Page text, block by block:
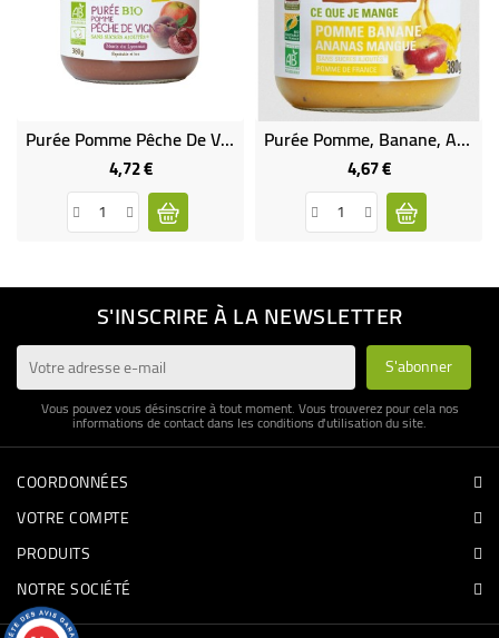
Purée Pomme Pêche De Vigne Bio Et Équitable
4,72 €Prix
Purée Pomme, Banane, Ananas & Mangue Bio Et Éthiquable - Bocal De 380 G
4,67 €Prix
S'INSCRIRE À LA NEWSLETTER
Vous pouvez vous désinscrire à tout moment. Vous trouverez pour cela nos
informations de contact dans les conditions d'utilisation du site.
COORDONNÉES
VOTRE COMPTE
PRODUITS
NOTRE SOCIÉTÉ